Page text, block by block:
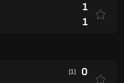
1
1
(1) 0